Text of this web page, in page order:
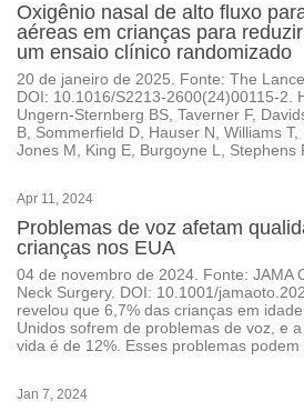
Oxigênio nasal de alto fluxo
aéreas em crianças para
um ensaio clínico randomizado
20 de janeiro de 2025. Fonte: The
DOI: 10.1016/S2213-2600(24)00115-2.
Ungern-Sternberg BS, Taverner F,
B, Sommerfield D, Hauser N, Williams T,
Jones M, King E, Burgoyne L, Stephens
Apr 11, 2024
Problemas de voz afetam
crianças nos EUA
04 de novembro de 2024. Fonte: JAMA
Neck Surgery. DOI: 10.1001/
revelou que 6,7% das crianças em
Unidos sofrem de problemas de voz, e
vida é de 12%. Esses problemas podem
Jan 7, 2024